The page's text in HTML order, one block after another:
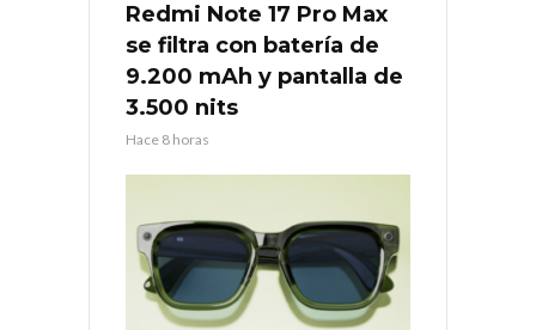
Redmi Note 17 Pro Max
se filtra con batería de
9.200 mAh y pantalla de
3.500 nits
Hace 8 horas